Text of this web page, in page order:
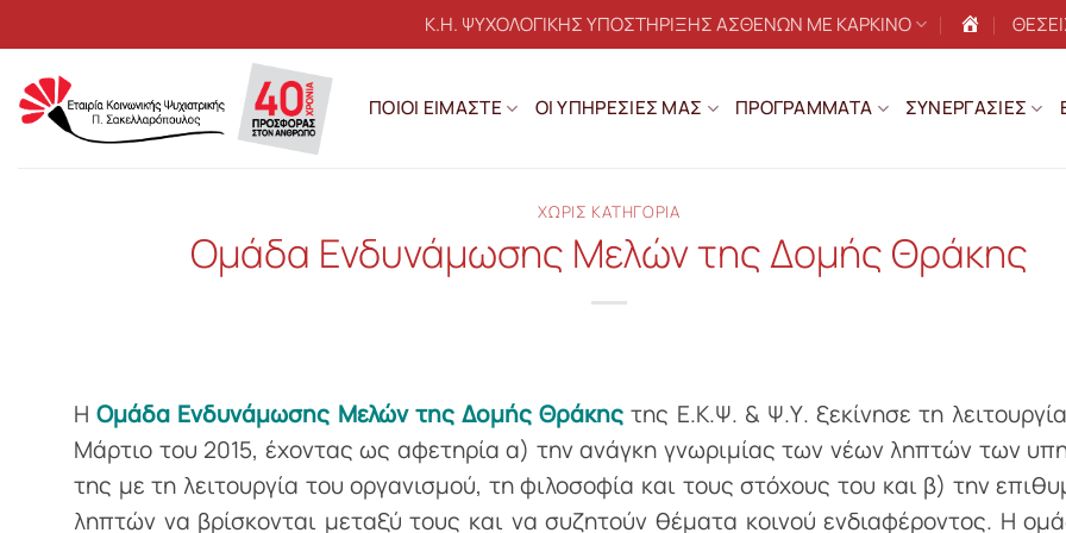
στο
περιεχόμενο
Κ.Η. ΨΥΧΟΛΟΓΙΚΗΣ ΥΠΟΣΤΗΡΙΞΗΣ ΑΣΘΕΝΩΝ ΜΕ ΚΑΡΚΙΝΟ Αρχική
ΠΟΙΟΙ ΕΙΜΑΣΤΕ ΟΙ ΥΠΗΡΕΣΙΕΣ ΜΑΣ ΠΡΟΓΡΑΜΜΑΤΑ ΣΥΝΕΡΓΑΣΙΕΣ
ΧΩΡΙΣ ΚΑΤΗΓΟΡΙΑ
Ομάδα Ενδυνάμωσης Μελών της Δομής Θράκης
ΗΟμάδα Ενδυνάμωσης Μελών της Δομής Θράκης της Ε.Κ.Ψ. & Ψ.Υ. ξεκίνησε τη
Μάρτιο του 2015, έχοντας ως αφετηρία α) την ανάγκη γνωριμίας των νέων ληπτών των
της με τη λειτουργία του οργανισμού, τη φιλοσοφία και τους στόχους του και β) την
ληπτών να βρίσκονται μεταξύ τους και να συζητούν θέματα κοινού ενδιαφέροντος. Η